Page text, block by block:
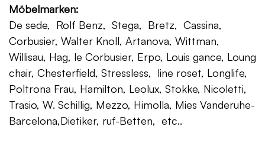
Möbelmarken:
De sede, Rolf Benz, Stega, Bretz, Cassina,
Corbusier, Walter Knoll, Artanova, Wittman,
Willisau, Hag, le Corbusier, Erpo, Louis gance, Loung
chair, Chesterfield, Stressless, line roset, Longlife,
Poltrona Frau, Hamilton, Leolux, Stokke, Nicoletti,
Trasio, W. Schillig, Mezzo, Himolla, Mies Vanderuhe-
Barcelona,Dietiker, ruf-Betten, etc..